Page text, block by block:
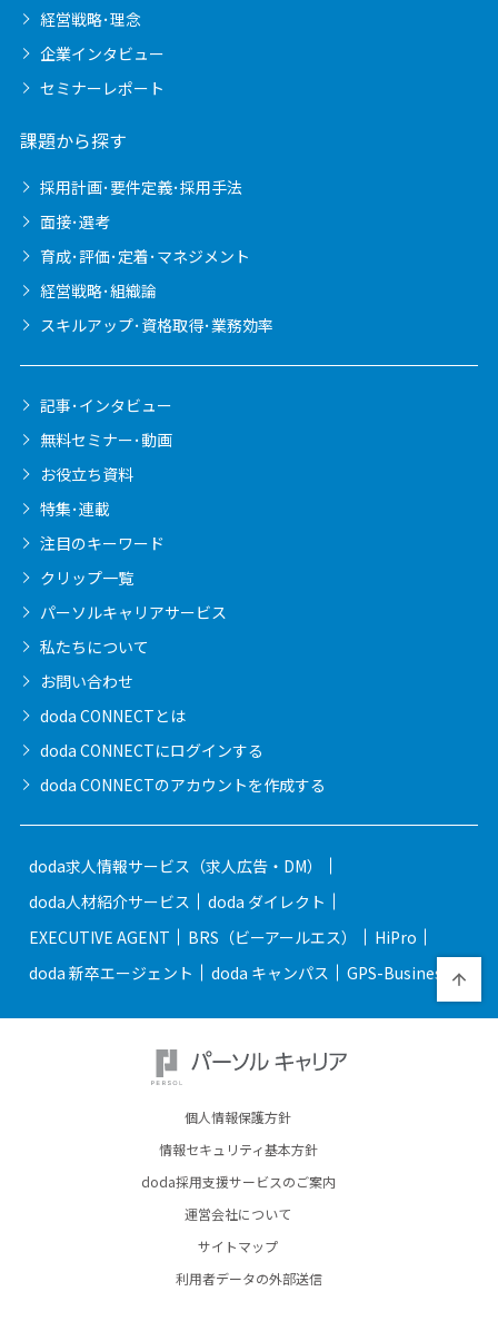
経営戦略･理念
企業インタビュー
セミナーレポート
課題から探す
採用計画･要件定義･採用手法
面接･選考
育成･評価･定着･マネジメント
経営戦略･組織論
スキルアップ･資格取得･業務効率
記事･インタビュー
無料セミナー･動画
お役立ち資料
特集･連載
注目のキーワード
クリップ一覧
パーソルキャリアサービス
私たちについて
お問い合わせ
doda CONNECTとは
doda CONNECTにログインする
doda CONNECTのアカウントを作成する
doda求人情報サービス（求人広告・DM）
doda人材紹介サービス
doda ダイレクト
EXECUTIVE AGENT
BRS（ビーアールエス）
HiPro
doda 新卒エージェント
doda キャンパス GPS-Business
個人情報保護方針
情報セキュリティ基本方針
doda採用支援サービスのご案内
運営会社について
サイトマップ
利用者データの外部送信